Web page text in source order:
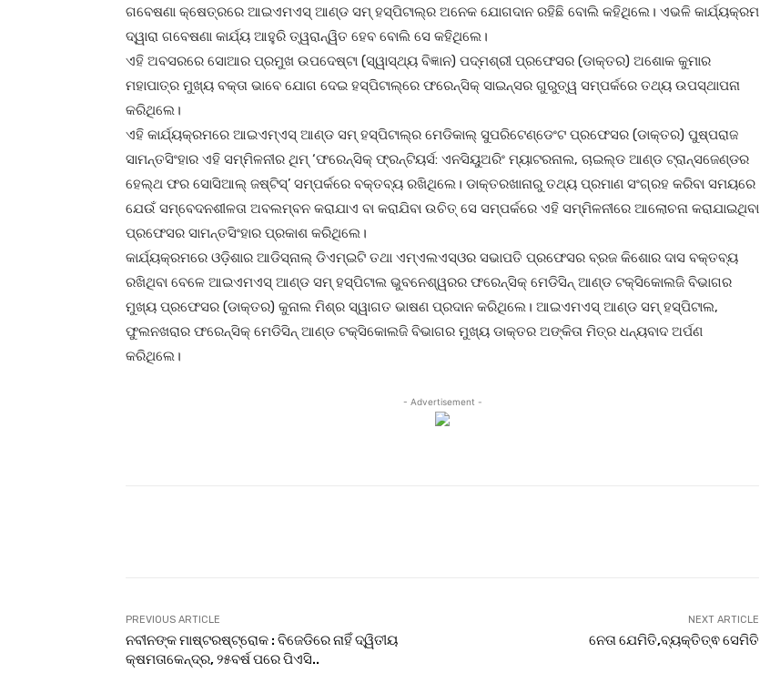
ଗବେଷଣା କ୍ଷେତ୍ରରେ ଆଇଏମଏସ୍ ଆଣ୍ଡ ସମ୍ ହସ୍ପିଟାଲ୍‌ର ଅନେକ ଯୋଗଦାନ ରହିଛି ବୋଲି କହିଥିଲେ। ଏଭଳି କାର୍ଯ୍ୟକ୍ରମ
ଦ୍ୱାରା ଗବେଷଣା କାର୍ଯ୍ୟ ଆହୁରି ତ୍ୱରାନ୍ୱିତ ହେବ ବୋଲି ସେ କହିଥିଲେ।
ଏହି ଅବସରରେ ସୋଆର ପ୍ରମୁଖ ଉପଦେଷ୍ଟା (ସ୍ୱାସ୍ଥ୍ୟ ବିଜ୍ଞାନ) ପଦ୍ମଶ୍ରୀ ପ୍ରଫେସର (ଡାକ୍ତର) ଅଶୋକ କୁମାର
ମହାପାତ୍ର ମୁଖ୍ୟ ବକ୍ତା ଭାବେ ଯୋଗ ଦେଇ ହସ୍ପିଟାଲ୍‌ରେ ଫରେନ୍‌ସିକ୍ ସାଇନ୍ସର ଗୁରୁତ୍ୱ ସମ୍ପର୍କରେ ତଥ୍ୟ ଉପସ୍ଥାପନା
କରିଥିଲେ।
ଏହି କାର୍ଯ୍ୟକ୍ରମରେ ଆଇଏମ୍‌ଏସ୍ ଆଣ୍ଡ ସମ୍ ହସ୍ପିଟାଲ୍‌ର ମେଡିକାଲ୍ ସୁପରିଟେଣ୍ଡେଂଟ ପ୍ରଫେସର (ଡାକ୍ତର) ପୁଷ୍ପରାଜ
ସାମନ୍ତସିଂହାର ଏହି ସମ୍ମିଳନୀର ଥିମ୍ ‘ଫରେନ୍‌ସିକ୍ ଫ୍ରନ୍‌ଟିୟର୍ସ: ଏନସିୟୁଅରିଂ ମ୍ୟାଟରନାଲ, ଚାଇଲ୍ଡ ଆଣ୍ଡ ଟ୍ରାନ୍ସଜେଣ୍ଡର
ହେଲ୍‌ଥ ଫର ସୋସିଆଲ୍ ଜଷ୍ଟିସ୍‌’ ସମ୍ପର୍କରେ ବକ୍ତବ୍ୟ ରଖିଥିଲେ। ଡାକ୍ତରଖାନାରୁ ତଥ୍ୟ ପ୍ରମାଣ ସଂଗ୍ରହ କରିବା ସମୟରେ
ଯେଉଁ ସମ୍ବେଦନଶୀଳତା ଅବଲମ୍ବନ କରାଯାଏ ବା କରାଯିବା ଉଚିତ୍ ସେ ସମ୍ପର୍କରେ ଏହି ସମ୍ମିଳନୀରେ ଆଲୋଚନା କରାଯାଇଥିବା
ପ୍ରଫେସର ସାମନ୍ତସିଂହାର ପ୍ରକାଶ କରିଥିଲେ।
କାର୍ଯ୍ୟକ୍ରମରେ ଓଡ଼ିଶାର ଆଡିସ୍‌ନାଲ୍ ଡିଏମ୍‌ଇଟି ତଥା ଏମ୍‌ଏଲଏସ୍‌ଓର ସଭାପତି ପ୍ରଫେସର ବ୍ରଜ କିଶୋର ଦାସ ବକ୍ତବ୍ୟ
ରଖିଥିବା ବେଳେ ଆଇଏମଏସ୍ ଆଣ୍ଡ ସମ୍ ହସ୍ପିଟାଲ ଭୁବନେଶ୍ୱରର ଫରେନ୍‌ସିକ୍ ମେଡିସିନ୍ ଆଣ୍ଡ ଟକ୍ସିକୋଲଜି ବିଭାଗର
ମୁଖ୍ୟ ପ୍ରଫେସର (ଡାକ୍ତର) କୁନାଲ ମିଶ୍ର ସ୍ୱାଗତ ଭାଷଣ ପ୍ରଦାନ କରିଥିଲେ। ଆଇଏମଏସ୍ ଆଣ୍ଡ ସମ୍ ହସ୍ପିଟାଲ,
ଫୁଲନଖରାର ଫରେନ୍‌ସିକ୍ ମେଡିସିନ୍ ଆଣ୍ଡ ଟକ୍ସିକୋଲଜି ବିଭାଗର ମୁଖ୍ୟ ଡାକ୍ତର ଅଙ୍କିତା ମିତ୍ର ଧନ୍ୟବାଦ ଅର୍ପଣ
କରିଥିଲେ।
- Advertisement -
PREVIOUS ARTICLE
ନବୀନଙ୍କ ମାଷ୍ଟରଷ୍ଟ୍ରୋକ : ବିଜେଡିରେ ନାହିଁ ଦ୍ୱିତୀୟ
କ୍ଷମତାକେନ୍ଦ୍ର, ୨୫ବର୍ଷ ପରେ ପିଏସି..
NEXT ARTICLE
ନେତା ଯେମିତି,ବ୍ୟକ୍ତିତ୍ଵ ସେମିତି